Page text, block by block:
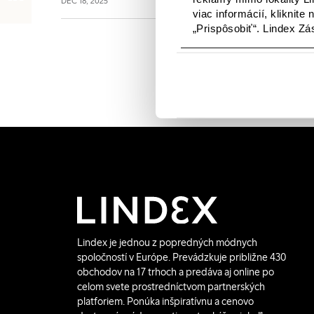
viac informácií, kliknite
„Prispôsobiť“. Lindex
platformu TextileGenesis, ktorá umožňuje sledovanie
každého produktu, od vlákna po hotový odev.
Lindex je jednou z popredných módnych
spoločností v Európe. Prevádzkuje približne 430
obchodov na 17 trhoch a predáva aj online po
celom svete prostredníctvom partnerských
platforiem. Ponúka inšpiratívnu a cenovo